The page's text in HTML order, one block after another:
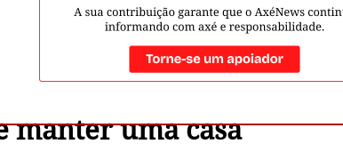
manter uma casa